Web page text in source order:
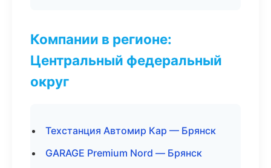
Компании в регионе:
Центральный федеральный
округ
Техстанция Автомир Кар — Брянск
GARAGE Premium Nord — Брянск